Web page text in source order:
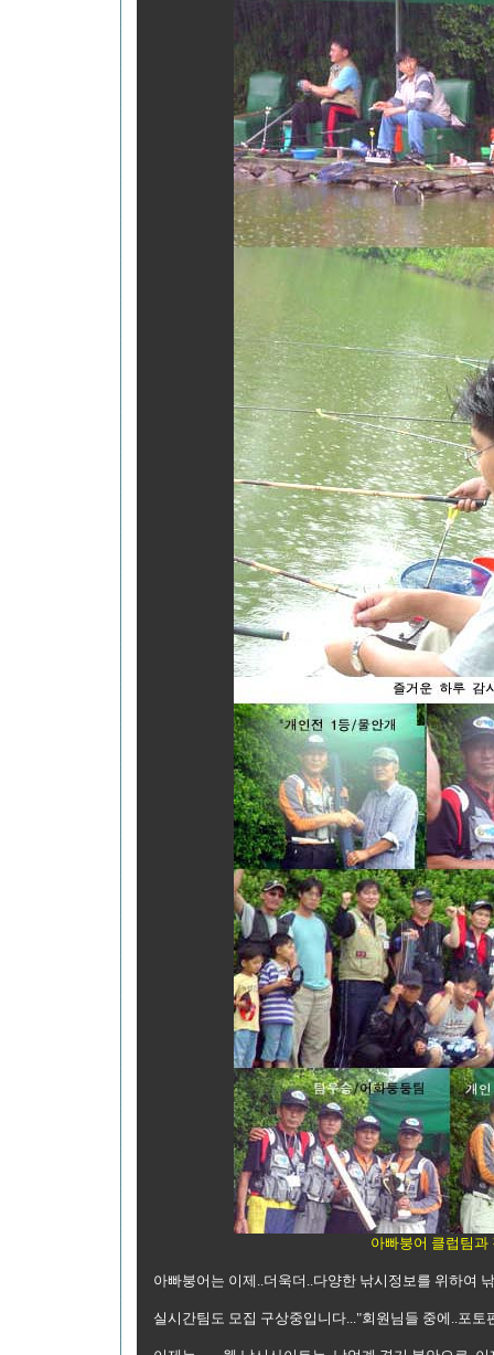
아빠붕어 클럽팀과
아빠붕어는 이제..더욱더..다양한 낚시정보를 위하여
실시간팀도 모집 구상중입니다..."회원님들 중에..포